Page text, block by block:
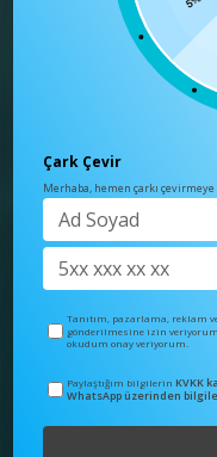
Çark Çevir
Merhaba, hemen çarkı
Tanıtım, pazarlama, reklam
gönderilmesine izin
okudum onay veriyorum.
Paylaştığım bilgilerin KVKK
WhatsApp üzerinden